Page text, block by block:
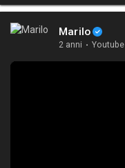
Marilo
2 anni · Youtube